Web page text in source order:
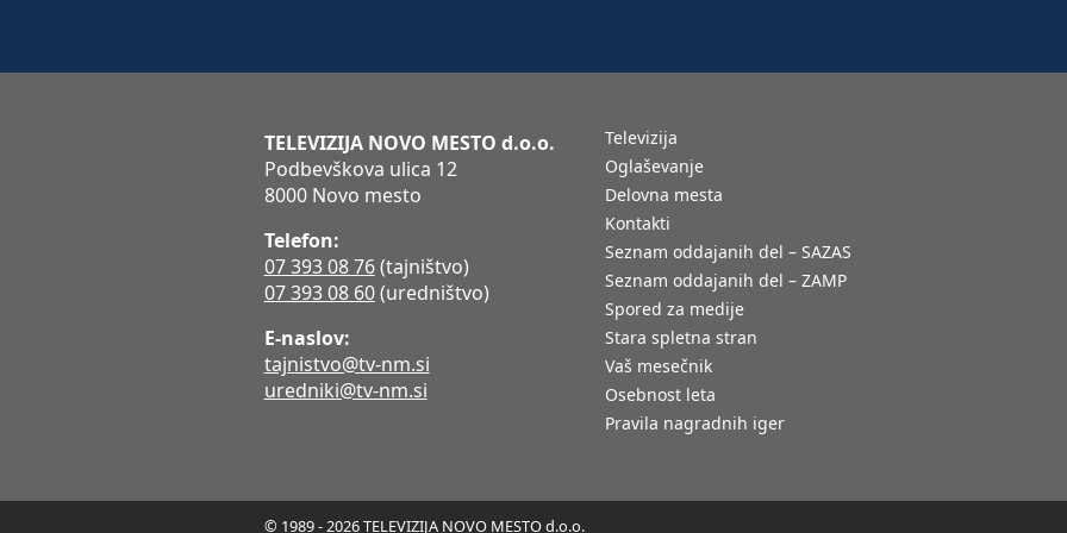
TELEVIZIJA NOVO MESTO d.o.o.
Podbevškova ulica 12
8000 Novo mesto
Telefon:
07 393 08 76(tajništvo)
07 393 08 60(uredništvo)
E-naslov:
tajnistvo@tv-nm.si
uredniki@tv-nm.si
Televizija
Oglaševanje
Delovna mesta
Kontakti
Seznam oddajanih del – SAZAS
Seznam oddajanih del – ZAMP
Spored za medije
Stara spletna stran
Vaš mesečnik
Osebnost leta
Pravila nagradnih iger
© 1989 - 2026 TELEVIZIJA NOVO MESTO d.o.o.